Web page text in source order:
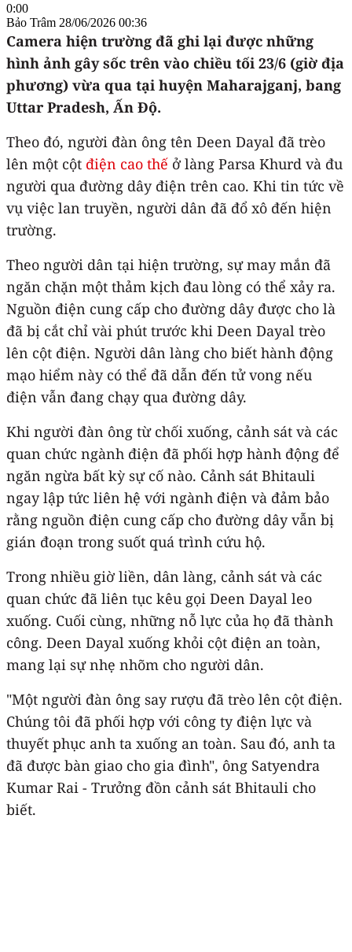
0:00
Bảo Trâm 28/06/2026 00:36
Camera hiện trường đã ghi lại được những
hình ảnh gây sốc trên vào chiều tối 23/6 (giờ địa
phương) vừa qua tại huyện Maharajganj, bang
Uttar Pradesh, Ấn Độ.
Theo đó, người đàn ông tên Deen Dayal đã trèo
lên một cột điện cao thế ở làng Parsa Khurd và đu
người qua đường dây điện trên cao. Khi tin tức về
vụ việc lan truyền, người dân đã đổ xô đến hiện
trường.
Theo người dân tại hiện trường, sự may mắn đã
ngăn chặn một thảm kịch đau lòng có thể xảy ra.
Nguồn điện cung cấp cho đường dây được cho là
đã bị cắt chỉ vài phút trước khi Deen Dayal trèo
lên cột điện. Người dân làng cho biết hành động
mạo hiểm này có thể đã dẫn đến tử vong nếu
điện vẫn đang chạy qua đường dây.
Khi người đàn ông từ chối xuống, cảnh sát và các
quan chức ngành điện đã phối hợp hành động để
ngăn ngừa bất kỳ sự cố nào. Cảnh sát Bhitauli
ngay lập tức liên hệ với ngành điện và đảm bảo
rằng nguồn điện cung cấp cho đường dây vẫn bị
gián đoạn trong suốt quá trình cứu hộ.
Trong nhiều giờ liền, dân làng, cảnh sát và các
quan chức đã liên tục kêu gọi Deen Dayal leo
xuống. Cuối cùng, những nỗ lực của họ đã thành
công. Deen Dayal xuống khỏi cột điện an toàn,
mang lại sự nhẹ nhõm cho người dân.
"Một người đàn ông say rượu đã trèo lên cột điện.
Chúng tôi đã phối hợp với công ty điện lực và
thuyết phục anh ta xuống an toàn. Sau đó, anh ta
đã được bàn giao cho gia đình", ông Satyendra
Kumar Rai - Trưởng đồn cảnh sát Bhitauli cho
biết.